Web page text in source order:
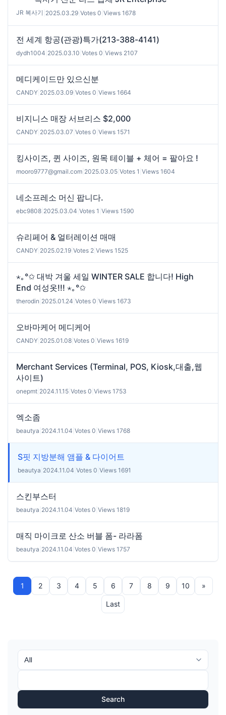
JR 복사기 2025.03.29 Votes 0 Views 1678
전 세계 항공(관광)특가(213-388-4141)
dydh1004 2025.03.10 Votes 0 Views 2107
메디케이드만 있으신분
CANDY 2025.03.09 Votes 0 Views 1664
비지니스 매장 서브리스 $2,000
CANDY 2025.03.07 Votes 0 Views 1571
킹사이즈, 퀸 사이즈, 원목 테이블 + 체어 = 팔아요 !
mooro9777@gmail.com 2025.03.05 Votes 1 Views 1604
네소프레소 머신 팝니다.
ebc9808 2025.03.04 Votes 1 Views 1590
슈리페어 & 얼터레이션 매매
CANDY 2025.02.19 Votes 2 Views 1525
⋆｡°✩ 대박 겨울 세일 WINTER SALE 합니다! High
End 여성옷!!! ⋆｡°✩
therodin 2025.01.24 Votes 0 Views 1673
오바마케어 메디케어
CANDY 2025.01.08 Votes 0 Views 1619
Merchant Services (Terminal, POS, Kiosk,대출,웹
사이트)
onepmt 2024.11.15 Votes 0 Views 1753
엑소좀
beautya 2024.11.04 Votes 0 Views 1768
S핏 지방분해 앰플 & 다이어트
beautya 2024.11.04 Votes 0 Views 1691
스킨부스터
beautya 2024.11.04 Votes 0 Views 1819
매직 마이크로 산소 버블 폼- 라라폼
beautya 2024.11.04 Votes 0 Views 1757
1 2 3 4 5 6 7 8 9 10 »
Last
Search